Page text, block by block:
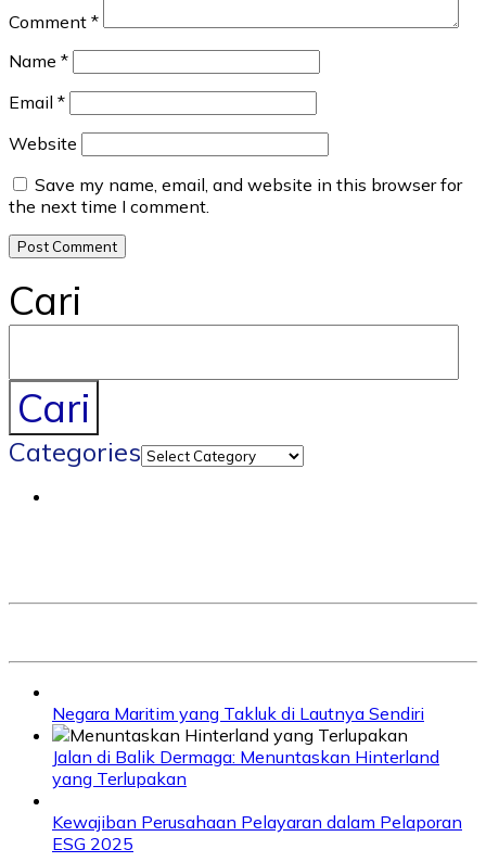
Comment *
Name *
Email *
Website
Save my name, email, and website in this browser for
the next time I comment.
Cari
Cari
Categories
Negara Maritim yang Takluk di Lautnya Sendiri
Jalan di Balik Dermaga: Menuntaskan Hinterland
yang Terlupakan
Kewajiban Perusahaan Pelayaran dalam Pelaporan
ESG 2025